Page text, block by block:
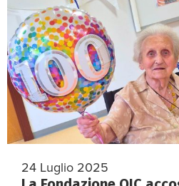
24 Luglio 2025